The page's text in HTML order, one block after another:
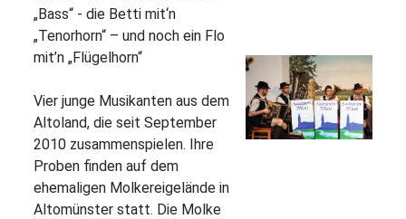
„Bass“ - die Betti mit‘n
„Tenorhorn“ – und noch ein Flo
mit’n „Flügelhorn“
Vier junge Musikanten aus dem
Altoland, die seit September
2010 zusammenspielen. Ihre
Proben finden auf dem
ehemaligen Molkereigelände in
Altomünster statt. Die Molke